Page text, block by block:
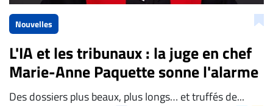
Nouvelles
L'IA et les tribunaux : la juge en chef
Marie-Anne Paquette sonne l'alarme
Des dossiers plus beaux, plus longs… et truffés de...